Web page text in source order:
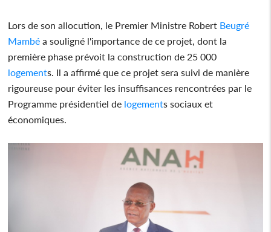
Lors de son allocution, le Premier Ministre Robert Beugré
Mambé a souligné l'importance de ce projet, dont la
première phase prévoit la construction de 25 000
logements. Il a affirmé que ce projet sera suivi de manière
rigoureuse pour éviter les insuffisances rencontrées par le
Programme présidentiel de logements sociaux et
économiques.